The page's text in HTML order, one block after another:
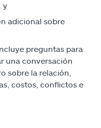
y
adicional sobre
preguntas para
una conversación
sobre la relación,
costos, conflictos e